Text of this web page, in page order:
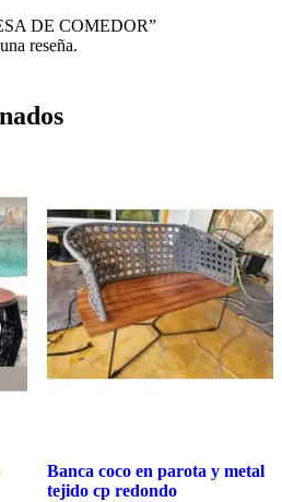
DE COMEDOR”
reseña.
Banca coco en parota y metal
tejido cp redondo